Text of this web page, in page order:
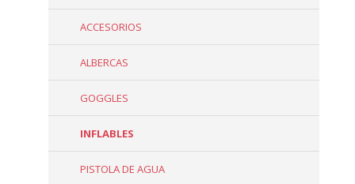
ACCESORIOS
ALBERCAS
GOGGLES
INFLABLES
PISTOLA DE AGUA